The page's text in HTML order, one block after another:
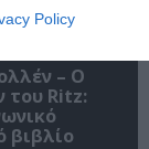
Policy
– Ο
του Ritz:
βιβλίο